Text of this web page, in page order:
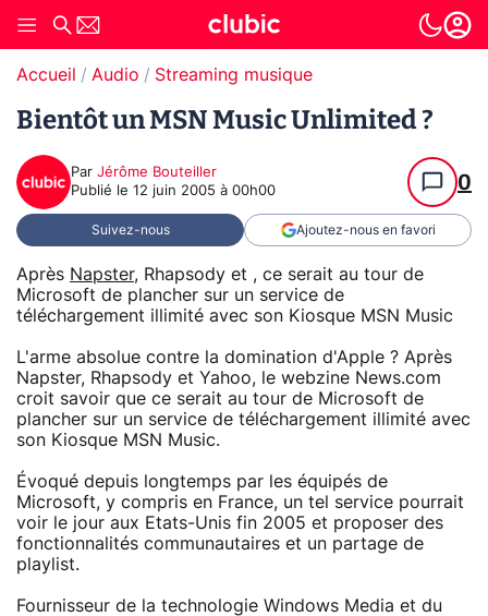
Accueil Audio Streaming musique
Bientôt un MSN Music Unlimited ?
Par Jérôme Bouteiller
Publié le 12 juin 2005 à 00h00 0
Suivez-nous Ajoutez-nous en favori
Après Napster, Rhapsody et , ce serait au tour de
Microsoft de plancher sur un service de
téléchargement illimité avec son Kiosque MSN Music
L'arme absolue contre la domination d'Apple ? Après
Napster, Rhapsody et Yahoo, le webzine News.com
croit savoir que ce serait au tour de Microsoft de
plancher sur un service de téléchargement illimité avec
son Kiosque MSN Music.
Évoqué depuis longtemps par les équipés de
Microsoft, y compris en France, un tel service pourrait
voir le jour aux Etats-Unis fin 2005 et proposer des
fonctionnalités communautaires et un partage de
playlist.
Fournisseur de la technologie Windows Media et du